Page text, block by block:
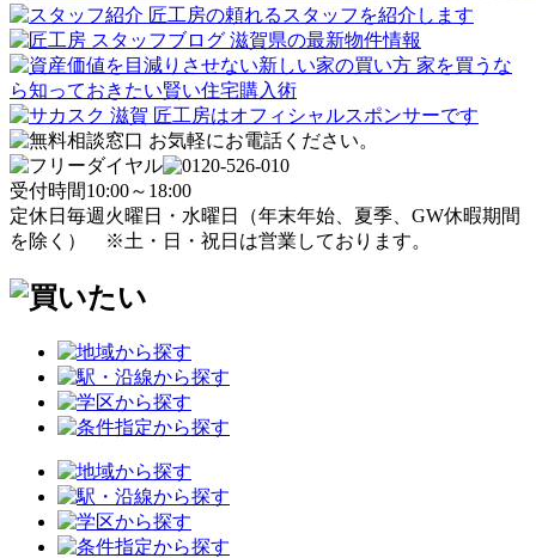
受付時間10:00～18:00
定休日 毎週火曜日・水曜日
（年末年始、夏季、GW休暇期間
を除く）
※土・日・祝日は営業しております。